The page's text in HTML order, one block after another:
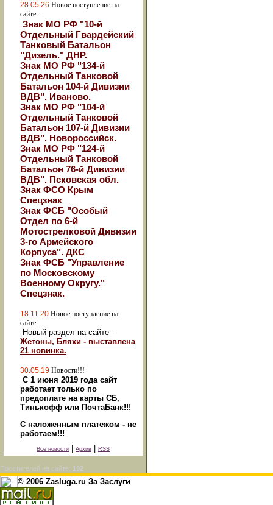
28.05.26 Новое поступление на
сайте...
Знак МО РФ "10-й
Отдельный Гвардейский
Танковый Батальон
"Дизель." ДНР.
Знак МО РФ "134-й
Отдельный Танковой
Батальон 104-й Дивизии
ВДВ". Иваново.
Знак МО РФ "104-й
Отдельный Танковой
Батальон 107-й Дивизии
ВДВ". Новороссийск.
Знак МО РФ "124-й
Отдельный Танковой
Батальон 76-й Дивизии
ВДВ". Псковская обл.
Знак ФСО Крым
Спецзнак
Знак ФСБ "Особый
Отдел по 6-й
Мотострелковой Дивизии
3-го Армейского
Корпуса". ДКС
Знак ФСБ "Управление
по Московскому
Военному Округу."
Спецзнак.
18.11.20 Новое поступление на
сайте...
Новый раздел на сайте -
Жетоны, Бляхи - выставлена
21 новинка.
30.05.19 Новости!!!
С 1 июня 2019 года сайт
работает только по
предоплате на карты СБ,
Тинькофф или ПочтаБанк!!!
С наложенным платежом - не
работаем!!!
Все новости Архив RSS
Посетителей на сайте: 192
© 2006 Zasluga.ru За Заслуги